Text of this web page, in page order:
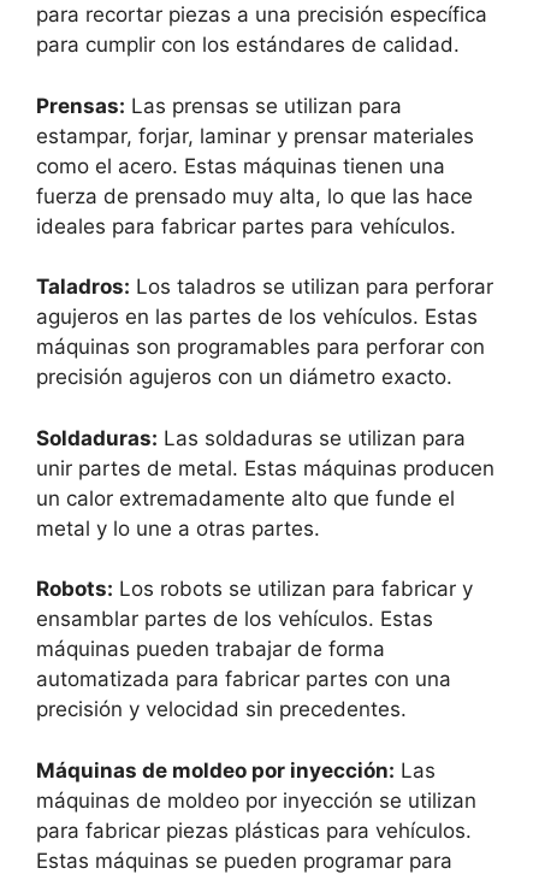
para recortar piezas a una precisión específica
para cumplir con los estándares de calidad.
Prensas: Las prensas se utilizan para
estampar, forjar, laminar y prensar materiales
como el acero. Estas máquinas tienen una
fuerza de prensado muy alta, lo que las hace
ideales para fabricar partes para vehículos.
Taladros: Los taladros se utilizan para perforar
agujeros en las partes de los vehículos. Estas
máquinas son programables para perforar con
precisión agujeros con un diámetro exacto.
Soldaduras: Las soldaduras se utilizan para
unir partes de metal. Estas máquinas producen
un calor extremadamente alto que funde el
metal y lo une a otras partes.
Robots: Los robots se utilizan para fabricar y
ensamblar partes de los vehículos. Estas
máquinas pueden trabajar de forma
automatizada para fabricar partes con una
precisión y velocidad sin precedentes.
Máquinas de moldeo por inyección: Las
máquinas de moldeo por inyección se utilizan
para fabricar piezas plásticas para vehículos.
Estas máquinas se pueden programar para